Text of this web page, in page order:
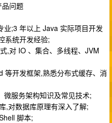
问题
业;3 年以上 Java 实际项目开发
系统开发经验;
,对 IO 、集合、多线程、JVM
等开发框架,熟悉分布式缓存、消
微服务架构知识及常见技术;
,对数据库原理有深入了解;
脚本;